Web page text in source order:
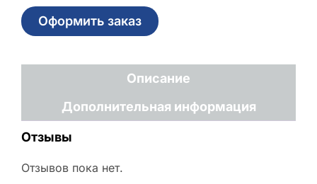
Оформить заказ
Описание
Дополнительная информация
Отзывы
Отзывов пока нет.